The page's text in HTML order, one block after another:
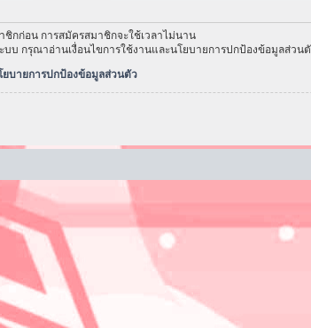
กก่อน การสมัครสมาชิกจะใช้เวลาไม่นาน
บ กรุณาอ่านเงื่อนไขการใช้งานและนโยบายการปกป้องข้อมูลส่วน
ยบายการปกป้องข้อมูลส่วนตัว